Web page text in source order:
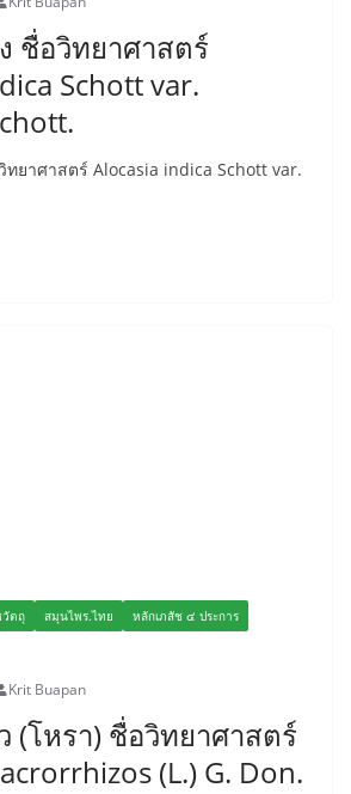
ชื่อวิทยาศาสตร์
Schott var.
ยาศาสตร์ Alocasia indica Schott var.
ตถุ สมุนไพร.ไทย
หลักเภสัช ๔ ประการ
Krit Buapan
(โหรา) ชื่อวิทยาศาสตร์
(L.) G. Don.